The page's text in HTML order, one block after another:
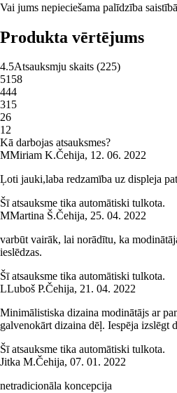
Vai jums nepieciešama palīdzība
Produkta vērtējums
4.5Atsauksmju skaits (225)
5158
444
315
26
12
Kā darbojas atsauksmes?
MMiriam K.Čehija, 12. 06. 2022
Ļoti jauki,laba redzamība uz displeja
Šī atsauksme tika automātiski tulkota.
MMartina Š.Čehija, 25. 04. 2022
varbūt vairāk, lai norādītu, ka
ieslēdzas.
Šī atsauksme tika automātiski tulkota.
LLuboš P.Čehija, 21. 04. 2022
Minimālistiska dizaina modinātājs ar
galvenokārt dizaina dēļ. Iespēja izslēgt
Šī atsauksme tika automātiski tulkota.
Jitka M.Čehija, 07. 01. 2022
netradicionāla koncepcija